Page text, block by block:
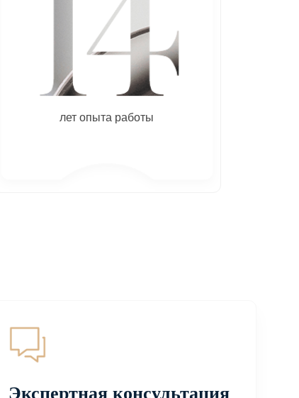
лет опыта работы
Экспертная консультация